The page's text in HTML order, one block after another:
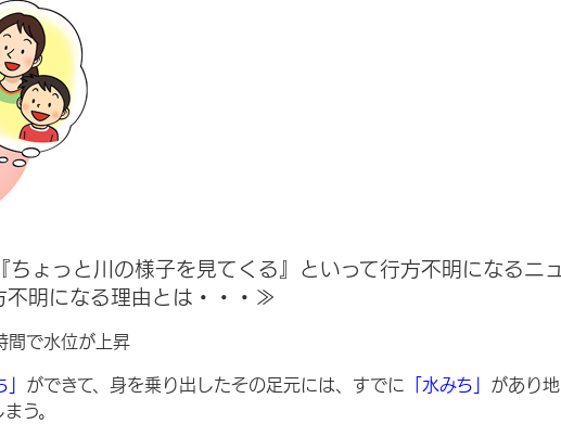
ょっと川の様子を見てくる』といって行方不明になるニュ
不明になる理由とは・・・≫
間で水位が上昇
ができて、身を乗り出したその足元には、すでに 「水みち」 があり地
う。